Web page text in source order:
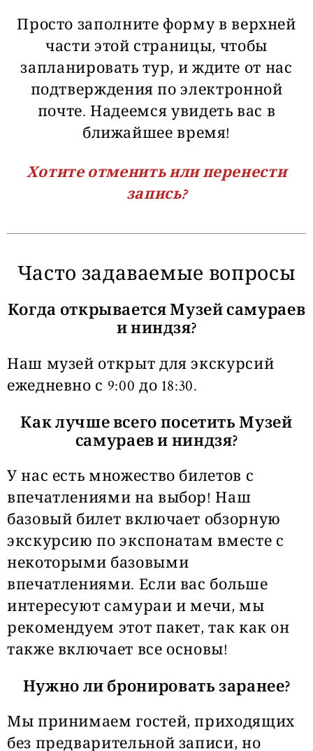
Просто заполните форму в верхней
части этой страницы, чтобы
запланировать тур, и ждите от нас
подтверждения по электронной
почте. Надеемся увидеть вас в
ближайшее время!
Хотите отменить или перенести
запись?
Часто задаваемые вопросы
Когда открывается Музей самураев
и ниндзя?
Наш музей открыт для экскурсий
ежедневно с 9:00 до 18:30.
Как лучше всего посетить Музей
самураев и ниндзя?
У нас есть множество билетов с
впечатлениями на выбор! Наш
базовый билет включает обзорную
экскурсию по экспонатам вместе с
некоторыми базовыми
впечатлениями. Если вас больше
интересуют самураи и мечи, мы
рекомендуем этот пакет, так как он
также включает все основы!
Нужно ли бронировать заранее?
Мы принимаем гостей, приходящих
без предварительной записи, но